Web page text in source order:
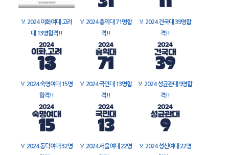
🏅 2024 이화여대 고려
대 13명합격!!
🏅 2024 홍익대 71명합
격!!
🏅 2024 건국대 39명합
격!!
🏅 2024 숙명여대 15명
합격!!
🏅 2024 국민대 13명합
격!!
🏅 2024 성균관대 9명합
격!!
🏅 2024 동덕여대 32명
🏅 2024 서울여대 22명
🏅 2024 성신여대 22명